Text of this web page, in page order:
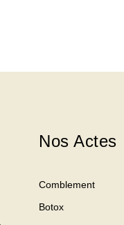
Nos Actes
Comblement
Botox